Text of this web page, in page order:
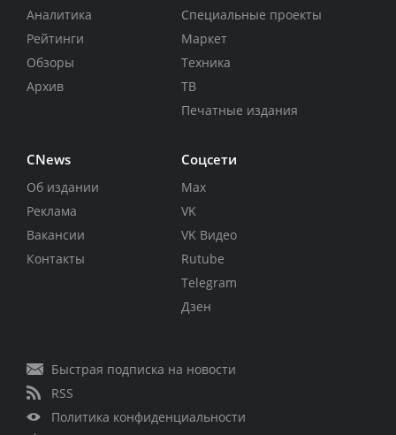
Аналитика
Рейтинги
Обзоры
Архив
Специальные проекты
Маркет
Техника
ТВ
Печатные издания
CNews
Об издании
Реклама
Вакансии
Контакты
Соцсети
Max
VK
VK Видео
Rutube
Telegram
Дзен
Быстрая подписка на новости
RSS
Политика конфиденциальности